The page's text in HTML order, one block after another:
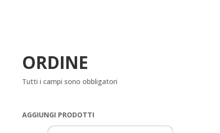
ORDINE
Tutti i campi sono obbligatori
AGGIUNGI PRODOTTI